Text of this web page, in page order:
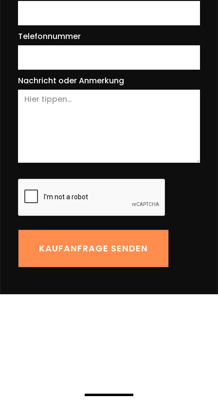
Telefonnummer
Nachricht oder Anmerkung